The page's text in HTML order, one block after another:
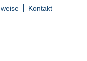
Kontakt